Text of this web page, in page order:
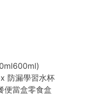
防漏學習水杯
便當盒零食盒